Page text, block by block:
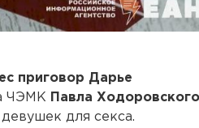
приговор Дарье
ЧЭМК
Павла
для секса.